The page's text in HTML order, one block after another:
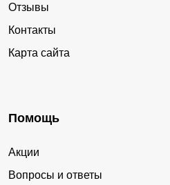
Отзывы
Контакты
Карта сайта
Помощь
Акции
Вопросы и ответы